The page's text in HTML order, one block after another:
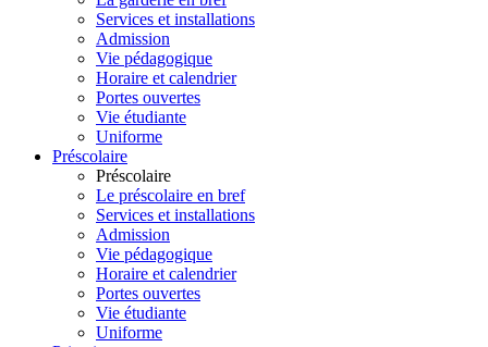
Services et installations
Admission
Vie pédagogique
Horaire et calendrier
Portes ouvertes
Vie étudiante
Uniforme
Préscolaire
Préscolaire
Le préscolaire en bref
Services et installations
Admission
Vie pédagogique
Horaire et calendrier
Portes ouvertes
Vie étudiante
Uniforme